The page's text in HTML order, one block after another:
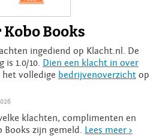
Books
ingediend op Klacht.nl. De
1.0/10. Dien een klacht in over
het volledige bedrijvenoverzicht op
klachten, complimenten en
zijn gemeld. Lees meer >